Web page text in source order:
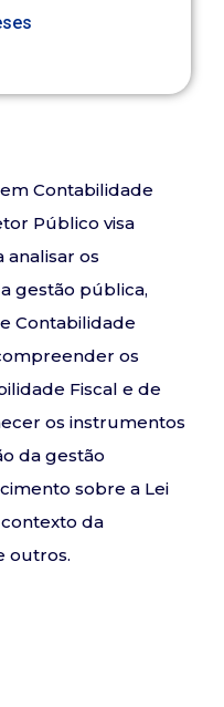
Contabilidade
Público visa
analisar os
gestão pública,
Contabilidade
os
Fiscal e de
os instrumentos
da gestão
sobre a Lei
da
outros.